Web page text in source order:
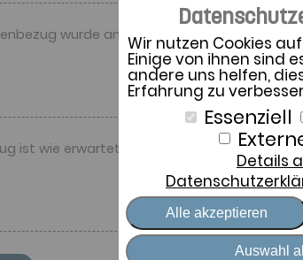
Wir nutzen Cookies
Einige von ihnen sind
andere uns helfen,
Erfahrung zu
Essenziell
Details
Alle akzeptieren
Auswahl
wurde am nächsten Tag geliefert in
ist wie erwartet: Qualität und Aussehen